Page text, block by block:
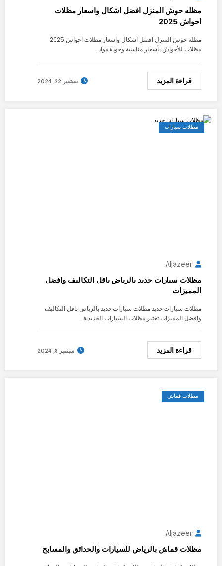
مظله حوش المنزل افضل اشكال واسعار مظلات
احواش 2025
مظله حوش المنزل افضل اشكال واسعار مظلات احواش 2025
مظلات للأحواش بأسعار مناسبة وجودة مواد…
قراءة المزيد سبتمبر 22, 2024
مظلات سيارات
Aljazeer
مظلات سيارات حديد بالرياض باقل التكاليف وافضل
المميزات
مظلات سيارات حديد مظلات سيارات حديد بالرياض باقل التكاليف
وافضل المميزات تعتبر مظلات السيارات الحديدية…
قراءة المزيد سبتمبر 8, 2024
مظلات قماش
Aljazeer
مظلات قماش بالرياض للسيارات والحدائق والمسابح